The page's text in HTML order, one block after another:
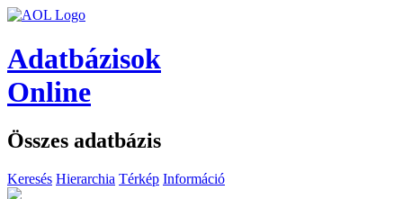
Adatbázisok
Online
Összes adatbázis
Keresés Hierarchia Térkép Információ